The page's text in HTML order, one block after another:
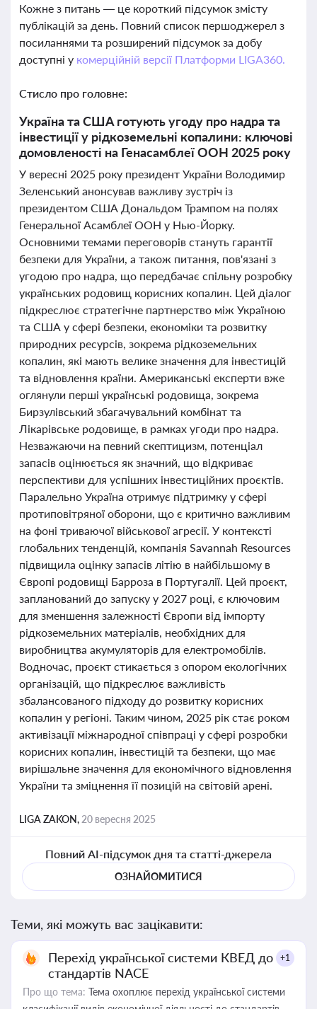
Кожне з питань — це короткий підсумок змісту
публікацій за день. Повний список першоджерел з
посиланнями та розширений підсумок за добу
доступні у комерційній версії Платформи LIGA360.
Стисло про головне:
Україна та США готують угоду про надра та
інвестиції у рідкоземельні копалини: ключові
домовленості на Генасамблеї ООН 2025 року
У вересні 2025 року президент України Володимир
Зеленський анонсував важливу зустріч із
президентом США Дональдом Трампом на полях
Генеральної Асамблеї ООН у Нью-Йорку.
Основними темами переговорів стануть гарантії
безпеки для України, а також питання, пов'язані з
угодою про надра, що передбачає спільну розробку
українських родовищ корисних копалин. Цей діалог
підкреслює стратегічне партнерство між Україною
та США у сфері безпеки, економіки та розвитку
природних ресурсів, зокрема рідкоземельних
копалин, які мають велике значення для інвестицій
та відновлення країни. Американські експерти вже
оглянули перші українські родовища, зокрема
Бирзулівський збагачувальний комбінат та
Лікарівське родовище, в рамках угоди про надра.
Незважаючи на певний скептицизм, потенціал
запасів оцінюється як значний, що відкриває
перспективи для успішних інвестиційних проєктів.
Паралельно Україна отримує підтримку у сфері
протиповітряної оборони, що є критично важливим
на фоні триваючої військової агресії. У контексті
глобальних тенденцій, компанія Savannah Resources
підвищила оцінку запасів літію в найбільшому в
Європі родовищі Барроза в Португалії. Цей проєкт,
запланований до запуску у 2027 році, є ключовим
для зменшення залежності Європи від імпорту
рідкоземельних матеріалів, необхідних для
виробництва акумуляторів для електромобілів.
Водночас, проєкт стикається з опором екологічних
організацій, що підкреслює важливість
збалансованого підходу до розвитку корисних
копалин у регіоні. Таким чином, 2025 рік стає роком
активізації міжнародної співпраці у сфері розробки
корисних копалин, інвестицій та безпеки, що має
вирішальне значення для економічного відновлення
України та зміцнення її позицій на світовій арені.
LIGA ZAKON, 20 вересня 2025
Повний AI-підсумок дня та статті-джерела
ОЗНАЙОМИТИСЯ
Теми, які можуть вас зацікавити:
Перехід української системи КВЕД до
стандартів NACE
+1
Про що тема: Тема охоплює перехід української системи